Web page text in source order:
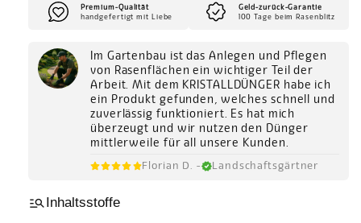
Premium-Qualität
handgefertigt mit Liebe
Geld-zurück-Garantie
100 Tage beim Rasenblitz
Im Gartenbau ist das Anlegen und Pflegen
von Rasenflächen ein wichtiger Teil der
Arbeit. Mit dem KRISTALLDÜNGER habe ich
ein Produkt gefunden, welches schnell und
zuverlässig funktioniert. Es hat mich
überzeugt und wir nutzen den Dünger
mittlerweile für all unsere Kunden.
Florian D. - Landschaftsgärtner
manage_searchInhaltsstoffe